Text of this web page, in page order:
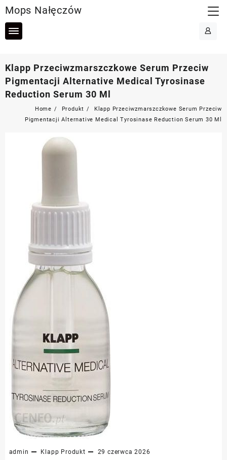
to
content
Mops Nałęczów
Klapp Przeciwzmarszczkowe Serum Przeciw
Pigmentacji Alternative Medical Tyrosinase
Reduction Serum 30 Ml
Home Produkt
Klapp Przeciwzmarszczkowe Serum Przeciw
Pigmentacji Alternative Medical Tyrosinase Reduction Serum 30 Ml
admin Klapp Produkt 29 czerwca 2026